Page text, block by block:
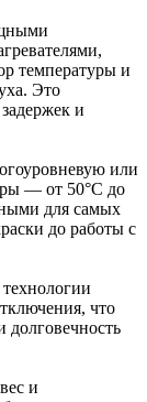
температуры и
Это
и
или
— от 50°C до
для самых
до работы с
что
долговечность
и